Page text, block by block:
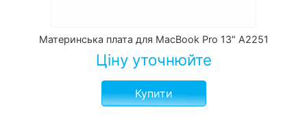
Материнська плата для MacBook Pro 13" A2251
Ціну уточнюйте
Купити